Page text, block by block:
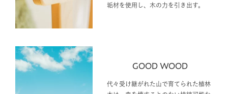
垢材を使用し、木の力を引き出す。
GOOD WOOD
代々受け継がれた山で育てられた植林